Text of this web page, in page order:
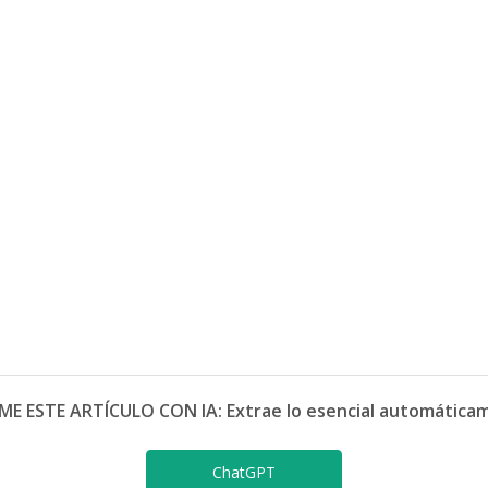
ESTE ARTÍCULO CON IA: Extrae lo esencial
ChatGPT